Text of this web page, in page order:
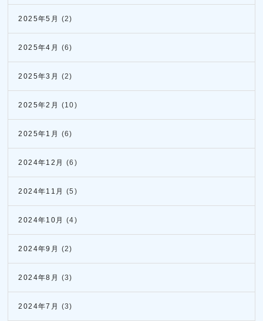
2025年5月 (2)
2025年4月 (6)
2025年3月 (2)
2025年2月 (10)
2025年1月 (6)
2024年12月 (6)
2024年11月 (5)
2024年10月 (4)
2024年9月 (2)
2024年8月 (3)
2024年7月 (3)